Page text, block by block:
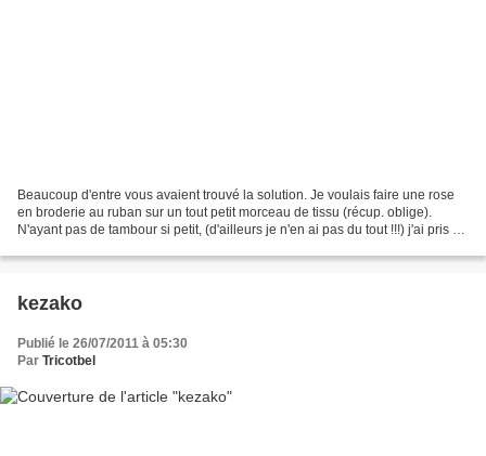
Beaucoup d'entre vous avaient trouvé la solution. Je voulais faire une rose
en broderie au ruban sur un tout petit morceau de tissu (récup. oblige).
N'ayant pas de tambour si petit, (d'ailleurs je n'en ai pas du tout !!!) j'ai pris un
kezako
Publié le 26/07/2011 à 05:30
Par Tricotbel